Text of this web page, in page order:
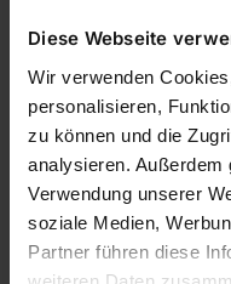
Diese Webseite
Wir verwenden
personalisieren,
zu können und die
analysieren. Außerdem
Verwendung unserer
soziale Medien,
Partner führen diese
S
Schätzchen
nur zu empfehlen
Ersatzfilter EPA-Filter